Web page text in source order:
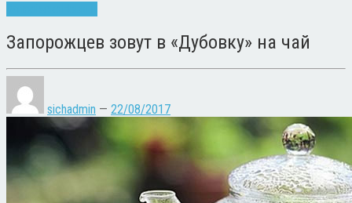
Запорожцев зовут в «Дубовку» на чай
sichadmin — 22/08/2017